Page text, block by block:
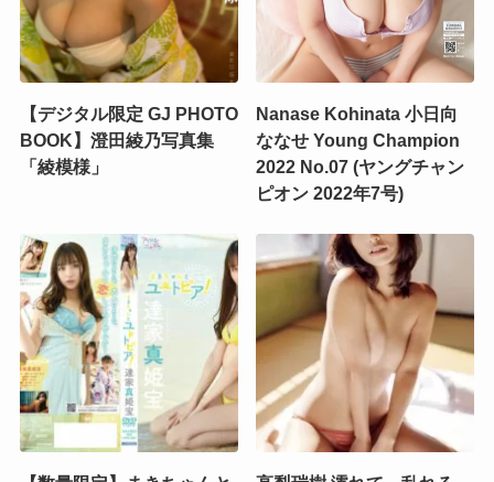
【デジタル限定 GJ PHOTO
BOOK】澄田綾乃写真集
「綾模様」
Nanase Kohinata 小日向
ななせ Young Champion
2022 No.07 (ヤングチャン
ピオン 2022年7号)